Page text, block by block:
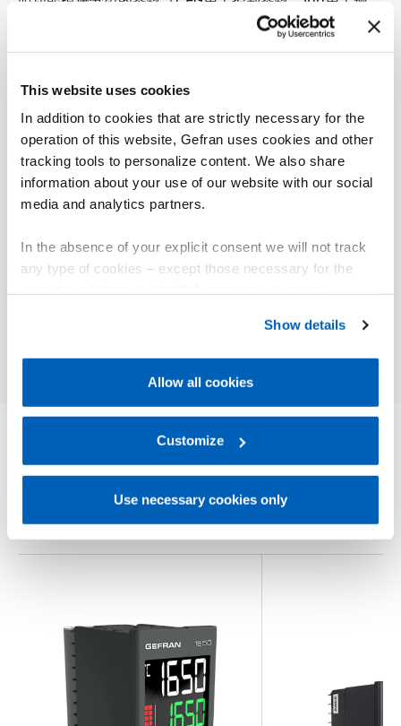
This website uses cookies
In addition to cookies that are strictly necessary for the
operation of this website, Gefran uses cookies and other
tracking tools to personalize content. We also share
information about your use of our website with our social
media and analytics partners.
In the absence of your explicit consent we will not track
any type of cookies – except those necessary for the
Gefran - Cookie
policy.
regarding processing of personal data, at the following
Gefran - Privacy Policy.
Show details
Allow all cookies
Customize
Use necessary cookies only
入，Out用于输出等）来实现，还可选择简化菜单来输入
最常用的参数。仪器还可选择作为硬件配置功能的参数，
必要的电缆连接仪器（参见数据表cod.80021）。编程器
除执行控制主输出的程序（加热/冷却，两个独立的PID回
路）以外，还可使用公共时基重传2个不同的设定点概要
文件至使用两个模拟输出的从属控制器。在编程器的执行
阶段，两个显示屏可监控程序的行为，并立即进行任何必
要的调整。
其他产品
您可能会感兴趣